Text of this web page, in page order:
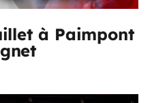
à Paimpont